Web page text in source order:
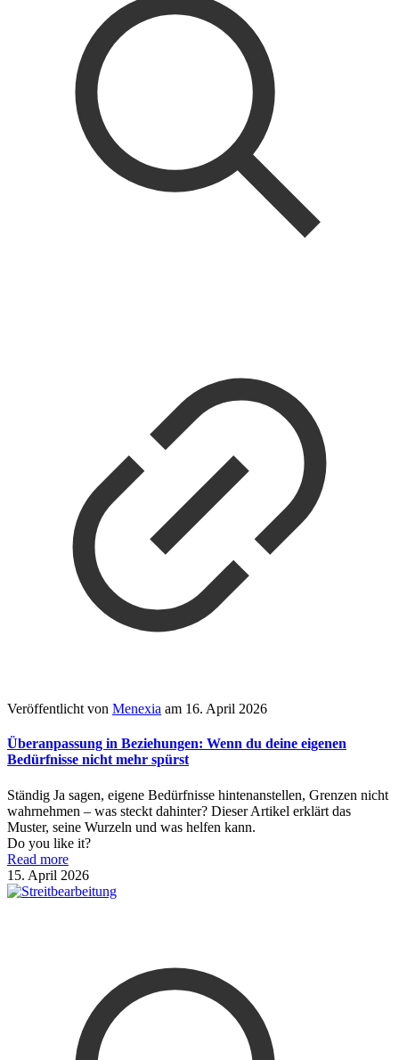
Veröffentlicht von Menexia am 16. April 2026
Überanpassung in Beziehungen: Wenn du deine eigenen
Bedürfnisse nicht mehr spürst
Ständig Ja sagen, eigene Bedürfnisse hintenanstellen, Grenzen nicht
wahrnehmen – was steckt dahinter? Dieser Artikel erklärt das
Muster, seine Wurzeln und was helfen kann.
Do you like it?
Read more
15. April 2026